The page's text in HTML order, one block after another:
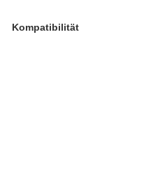
Kompatibilität